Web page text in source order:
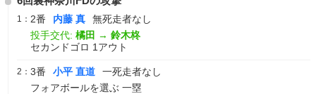
1： 2番 内藤 真
無死走者なし
投手交代: 橘田 → 鈴木柊
セカンドゴロ 1アウト
2： 3番 小平 直道
一死走者なし
フォアボールを選ぶ 一塁